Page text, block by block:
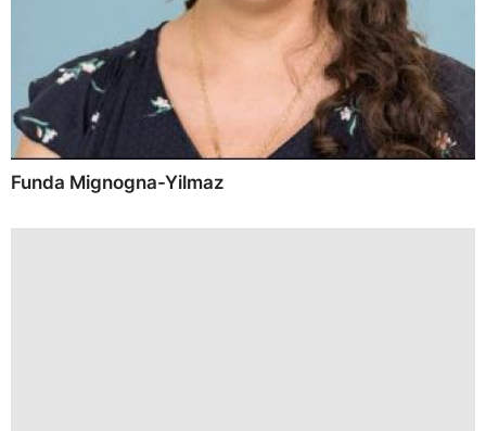
Funda Mignogna-Yilmaz